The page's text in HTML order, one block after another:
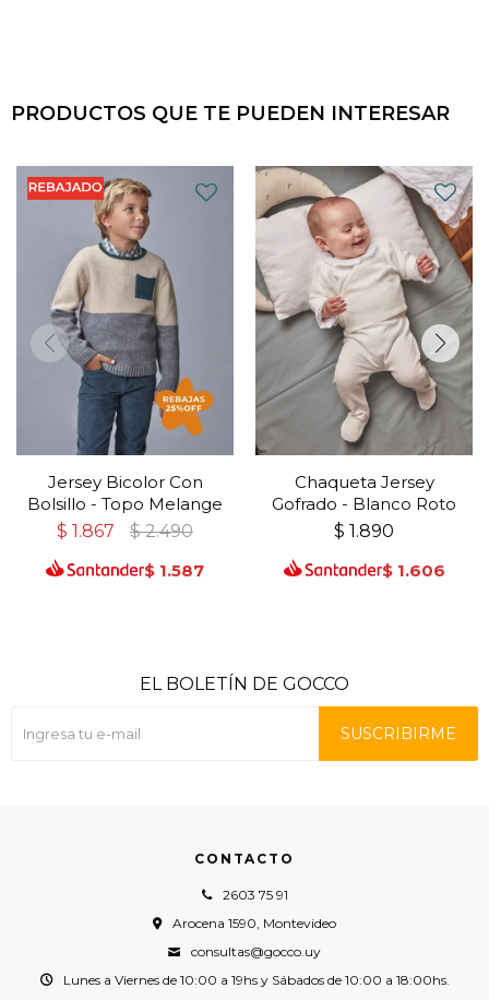
PRODUCTOS QUE TE PUEDEN INTERESAR
Jersey Bicolor Con
Bolsillo - Topo Melange
$ 1.867 $ 2.490
$ 1.587
Chaqueta Jersey
Gofrado - Blanco Roto
$ 1.890
$ 1.606
CONTACTO
2603 75 91
Arocena 1590, Montevideo
consultas@gocco.uy
Lunes a Viernes de 10:00 a 19hs y Sábados de 10:00 a 18:00hs.
EL BOLETÍN DE GOCCO
SUSCRIBIRME